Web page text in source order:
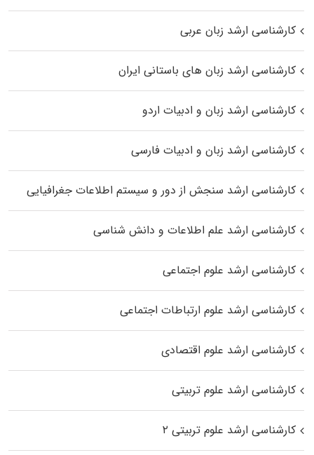
کارشناسی ارشد زبان عربی
کارشناسی ارشد زبان‌ های باستانی ایران
کارشناسی ارشد زبان و ادبیات اردو
کارشناسی ارشد زبان و ادبیات فارسی
کارشناسی ارشد سنجش از دور و سیستم اطلاعات جغرافیایی
کارشناسی ارشد علم اطلاعات و دانش شناسی
کارشناسی ارشد علوم اجتماعی
کارشناسی ارشد علوم ارتباطات اجتماعی
کارشناسی ارشد علوم اقتصادی
کارشناسی ارشد علوم تربیتی
کارشناسی ارشد علوم تربیتی ۲